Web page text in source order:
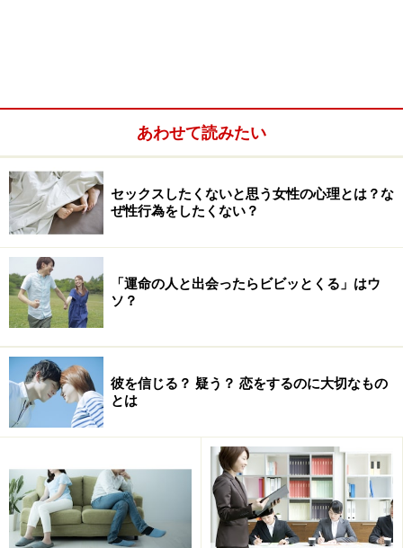
あわせて読みたい
セックスしたくないと思う女性の心理とは？な
ぜ性行為をしたくない？
「運命の人と出会ったらビビッとくる」はウ
ソ？
彼を信じる？ 疑う？ 恋をするのに大切なもの
とは